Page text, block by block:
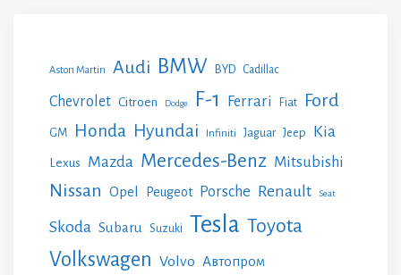
Aston Martin Audi BMW BYD Cadillac
Chevrolet Citroen Dodge F-1 Ferrari Fiat Ford
GM Honda Hyundai Infiniti Jaguar Jeep Kia
Lexus Mazda Mercedes-Benz Mitsubishi
Nissan Opel Peugeot Porsche Renault Seat
Skoda Subaru Suzuki Tesla Toyota
Volkswagen Volvo Автопром